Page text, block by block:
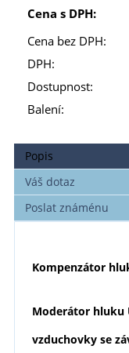
Cena s DPH:
Cena bez DPH:
DPH:
Dostupnost:
Balení:
Popis
Váš dotaz
Poslat známénu
Kompenzátor
Moderátor hluku
vzduchovky se